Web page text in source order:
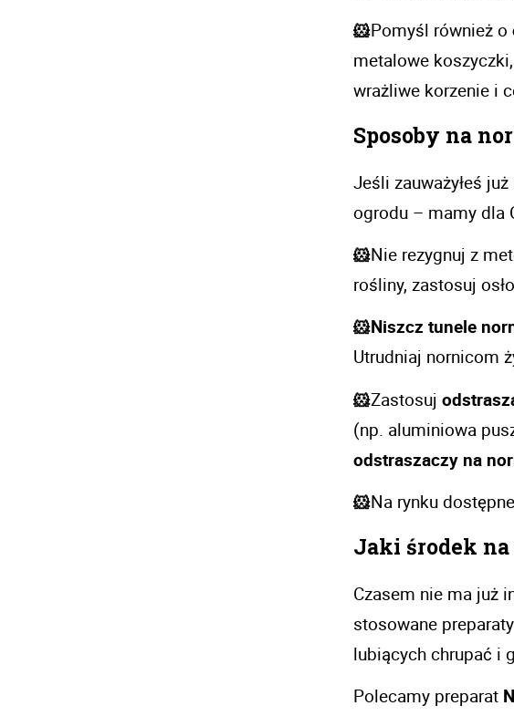
🐹Pomyśl również o
metalowe
wrażliwe korzenie i
Sposoby na
Jeśli zauważyłeś
ogrodu – mamy dla
🐹Nie rezygnuj z
rośliny, zastosuj
🐹Niszcz tunele
Utrudniaj nornicom
🐹Zastosuj
(np. aluminiowa
odstraszaczy na
🐹Na rynku
Jaki środek
Czasem nie ma już
stosowane
lubiących chrupać i
Polecamy preparat